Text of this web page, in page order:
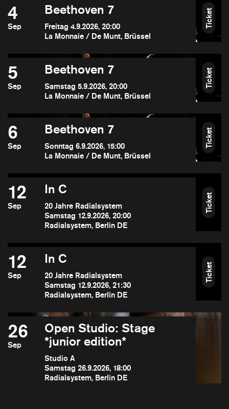
4
Sep
Beethoven 7
Freitag 4.9.2026, 20:00
La Monnaie / De Munt, Brüssel
Ticket
5
Sep
Beethoven 7
Samstag 5.9.2026, 20:00
La Monnaie / De Munt, Brüssel
Ticket
6
Sep
Beethoven 7
Sonntag 6.9.2026, 15:00
La Monnaie / De Munt, Brüssel
Ticket
12
Sep
In C
20 Jahre Radialsystem
Samstag 12.9.2026, 20:00
Radialsystem, Berlin DE
Ticket
12
Sep
In C
20 Jahre Radialsystem
Samstag 12.9.2026, 21:30
Radialsystem, Berlin DE
Ticket
26
Sep
Open Studio: Stage
*junior edition*
Studio A
Samstag 26.9.2026, 18:00
Radialsystem, Berlin DE